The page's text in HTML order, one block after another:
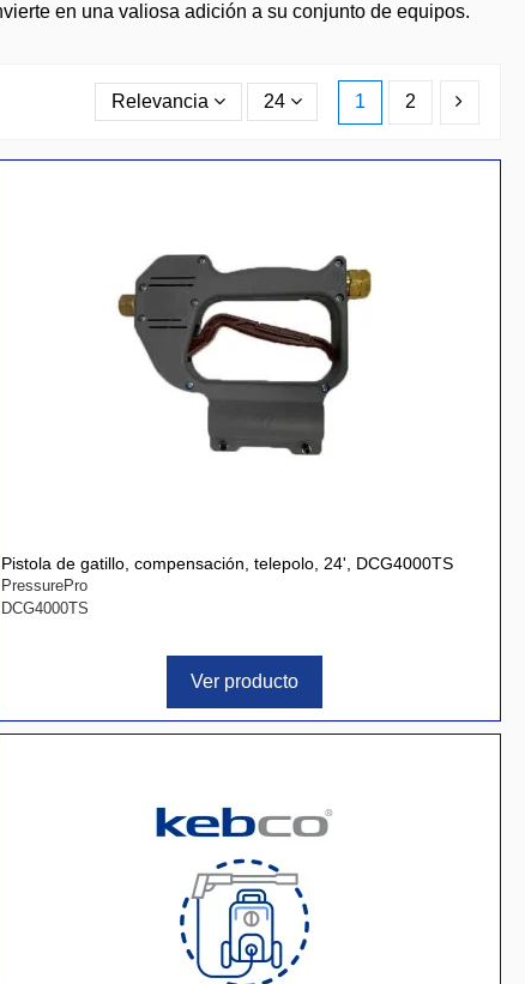
en una valiosa adición a su conjunto de equipos.
Relevancia 24 1 2
Pistola de gatillo, compensación, telepolo, 24', DCG4000TS
PressurePro
DCG4000TS
Ver producto